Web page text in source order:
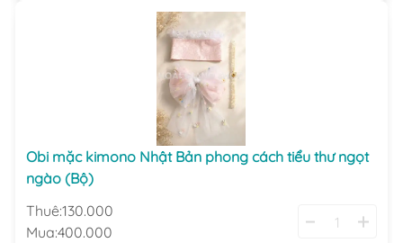
Obi mặc kimono Nhật Bản phong cách tiểu thư ngọt
ngào (Bộ)
Thuê:130.000
Mua:400.000